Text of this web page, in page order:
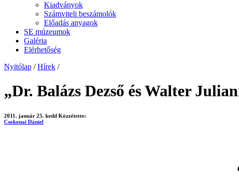
Kiadványok
Számviteli beszámolók
Előadás anyagok
SE múzeumok
Galéria
Elérhetőség
Nyitólap / Hírek /
„Dr. Balázs Dezső és Walter
2011. január 25. kedd Közzétette:
Csokonai Dániel